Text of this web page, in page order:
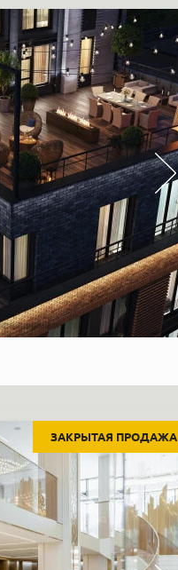
ЗАКРЫТАЯ ПРОДАЖА